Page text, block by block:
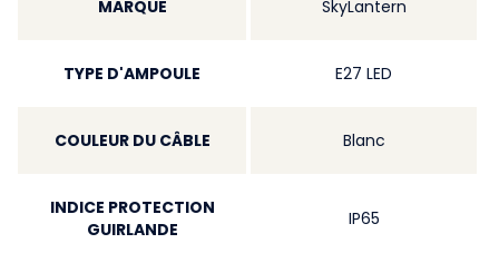
MARQUE SkyLantern
TYPE D'AMPOULE E27 LED
COULEUR DU CÂBLE Blanc
INDICE PROTECTION
GUIRLANDE
IP65